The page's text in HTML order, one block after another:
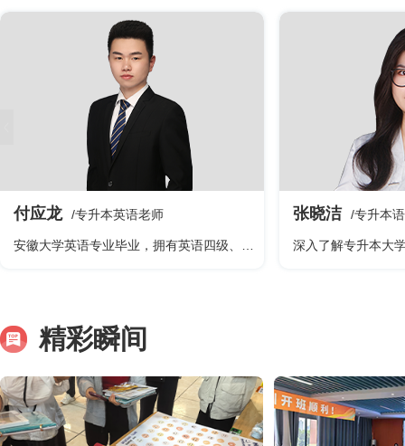
付应龙 /专升本英语老师
付应龙
从事英语相关教学近9年，从事专升本相
关教学近6年。教学经验非常丰富。曾历
任新东方高中英语部讲师、华英专升本
张晓洁 /专升本
从事教育行业7年
8000+，对专升本
了解透彻。授课富
精彩瞬间